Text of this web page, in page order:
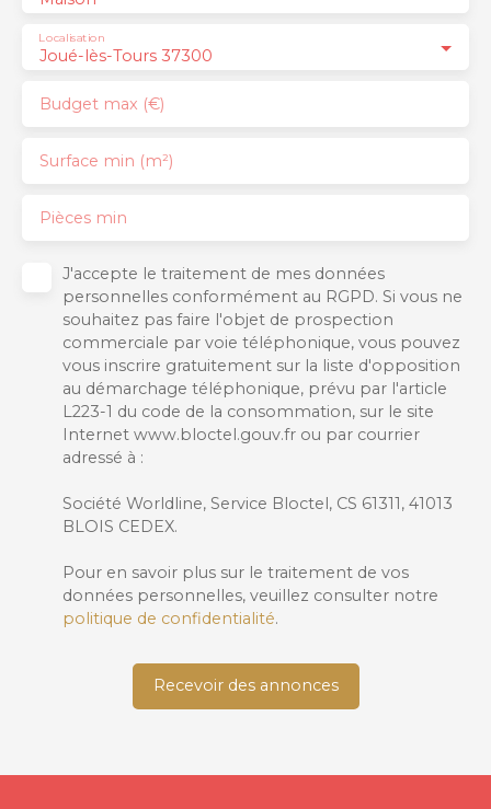
Joué-lès-Tours 37300
Localisation
Budget max (€)
Surface min (m²)
Pièces min
J'accepte le traitement de mes données
personnelles conformément au RGPD. Si vous ne
souhaitez pas faire l'objet de prospection
commerciale par voie téléphonique, vous pouvez
vous inscrire gratuitement sur la liste d'opposition
au démarchage téléphonique, prévu par l'article
L223-1 du code de la consommation, sur le site
Internet www.bloctel.gouv.fr ou par courrier
adressé à :
Société Worldline, Service Bloctel, CS 61311, 41013
BLOIS CEDEX.
Pour en savoir plus sur le traitement de vos
données personnelles, veuillez consulter notre
politique de confidentialité.
Recevoir des annonces